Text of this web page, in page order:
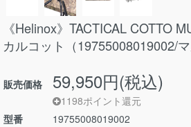
《Helinox》TACTICAL COTTO
カルコット（19755008019002/マ
販売価格 59,950円(税込)
1198ポイント還元
型番
19755008019002